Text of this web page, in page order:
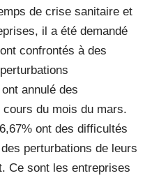
de crise sanitaire et
il a été demandé
confrontés à des
annulé des
cours du mois du mars.
ont des difficultés
perturbations de leurs
Ce sont les entreprises